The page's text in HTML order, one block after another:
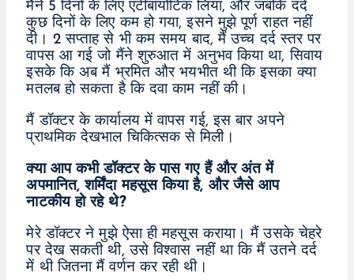
मैंने 5 दिनों के लिए एंटीबायोटिक लिया, और जबकि दर्द
कुछ दिनों के लिए कम हो गया, इसने मुझे पूर्ण राहत नहीं
दी। 2 सप्ताह से भी कम समय बाद, मैं उच्च दर्द स्तर पर
वापस आ गई जो मैंने शुरुआत में अनुभव किया था, सिवाय
इसके कि अब मैं भ्रमित और भयभीत थी कि इसका क्या
मतलब हो सकता है कि दवा काम नहीं की।
मैं डॉक्टर के कार्यालय में वापस गई, इस बार अपने
प्राथमिक देखभाल चिकित्सक से मिली।
क्या आप कभी डॉक्टर के पास गए हैं और अंत में
अपमानित, शर्मिंदा महसूस किया है, और जैसे आप
नाटकीय हो रहे थे?
मेरे डॉक्टर ने मुझे ऐसा ही महसूस कराया। मैं उसके चेहरे
पर देख सकती थी, उसे विश्वास नहीं था कि मैं उतने दर्द
में थी जितना मैं वर्णन कर रही थी।